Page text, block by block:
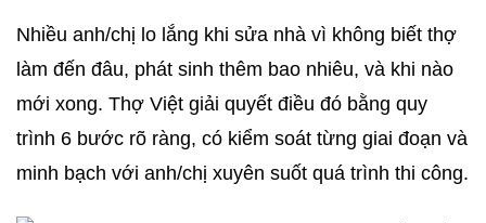
Nhiều anh/chị lo lắng khi sửa nhà vì không biết thợ
làm đến đâu, phát sinh thêm bao nhiêu, và khi nào
mới xong. Thợ Việt giải quyết điều đó bằng quy
trình 6 bước rõ ràng, có kiểm soát từng giai đoạn và
minh bạch với anh/chị xuyên suốt quá trình thi công.